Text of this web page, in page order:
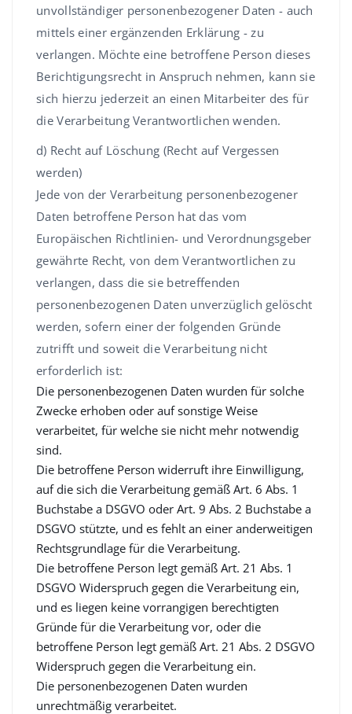
unvollständiger personenbezogener Daten - auch
mittels einer ergänzenden Erklärung - zu
verlangen. Möchte eine betroffene Person dieses
Berichtigungsrecht in Anspruch nehmen, kann sie
sich hierzu jederzeit an einen Mitarbeiter des für
die Verarbeitung Verantwortlichen wenden.
d) Recht auf Löschung (Recht auf Vergessen
werden)
Jede von der Verarbeitung personenbezogener
Daten betroffene Person hat das vom
Europäischen Richtlinien- und Verordnungsgeber
gewährte Recht, von dem Verantwortlichen zu
verlangen, dass die sie betreffenden
personenbezogenen Daten unverzüglich gelöscht
werden, sofern einer der folgenden Gründe
zutrifft und soweit die Verarbeitung nicht
erforderlich ist:
Die personenbezogenen Daten wurden für solche
Zwecke erhoben oder auf sonstige Weise
verarbeitet, für welche sie nicht mehr notwendig
sind.
Die betroffene Person widerruft ihre Einwilligung,
auf die sich die Verarbeitung gemäß Art. 6 Abs. 1
Buchstabe a DSGVO oder Art. 9 Abs. 2 Buchstabe a
DSGVO stützte, und es fehlt an einer anderweitigen
Rechtsgrundlage für die Verarbeitung.
Die betroffene Person legt gemäß Art. 21 Abs. 1
DSGVO Widerspruch gegen die Verarbeitung ein,
und es liegen keine vorrangigen berechtigten
Gründe für die Verarbeitung vor, oder die
betroffene Person legt gemäß Art. 21 Abs. 2 DSGVO
Widerspruch gegen die Verarbeitung ein.
Die personenbezogenen Daten wurden
unrechtmäßig verarbeitet.